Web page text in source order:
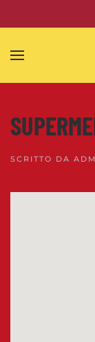
Skip to main
SCRITTO DA